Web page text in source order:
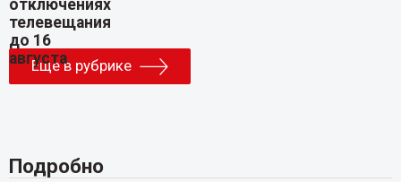
Еще в рубрике
Подробно